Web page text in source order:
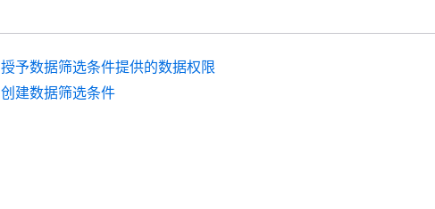
授予数据筛选条件提供的数据权限
创建数据筛选条件